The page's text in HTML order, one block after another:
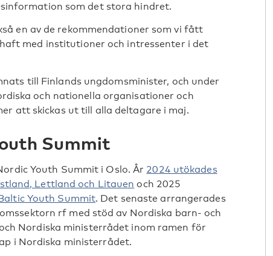
som det stora hindret.
en av de rekommendationer som vi fått
med institutioner och intressenter i det
till Finlands ungdomsminister, och under
och nationella organisationer och
att skickas ut till alla deltagare i maj.
Summit
Youth Summit i Oslo. År 2024 utökades
Lettland och Litauen och 2025
Youth Summit. Det senaste arrangerades
rf med stöd av Nordiska barn- och
Nordiska ministerrådet inom ramen för
i Nordiska ministerrådet.